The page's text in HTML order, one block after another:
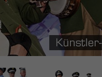
und andere Technologien
während andere uns
Personenbezogene
z. B. für personalisierte
Weitere Informationen über
Datenschutzerklärung
Kategorien geben oder